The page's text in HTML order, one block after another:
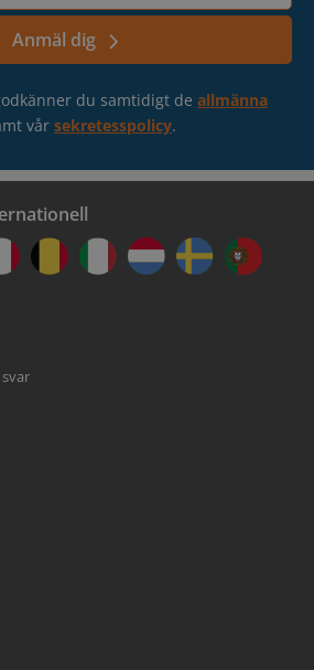
Anmäl dig
du samtidigt de allmänna
vår sekretesspolicy.